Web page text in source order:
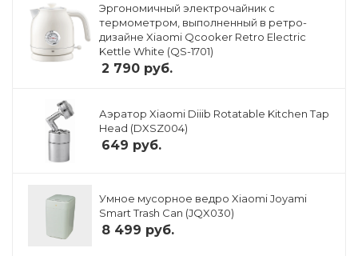
Эргономичный электрочайник с
термометром, выполненный в ретро-
дизайне Xiaomi Qcooker Retro Electric
Kettle White (QS-1701)
2 790 руб.
Аэратор Xiaomi Diiib Rotatable Kitchen Tap
Head (DXSZ004)
649 руб.
Умное мусорное ведро Xiaomi Joyami
Smart Trash Can (JQX030)
8 499 руб.